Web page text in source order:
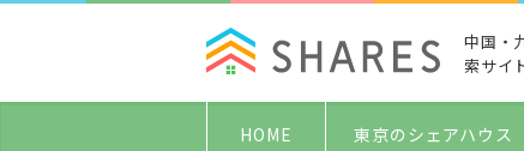
中国・
索サイ
HOME 東京のシェアハウス